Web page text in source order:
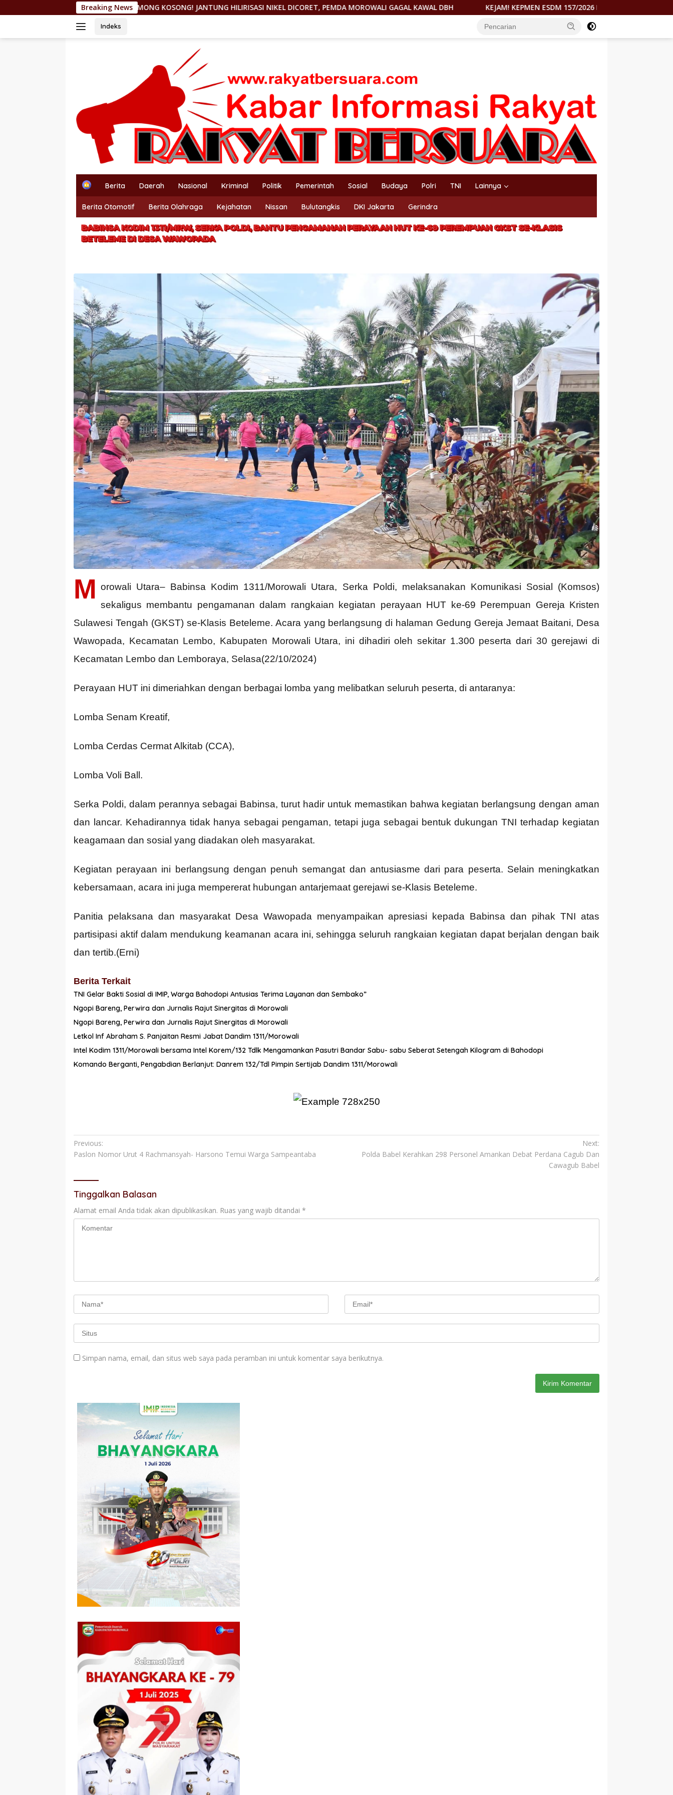
ke
Breaking News
OMONG KOSONG! JANTUNG HILIRISASI NIKEL DICORET, PEMDA MOROWALI GAGAL KAWAL DBH KEJAM! KEPMEN ESDM 157/2026 DITUDING RAMPOK HAK MOROWALI DI ATAS ASAP
Indeks
H
m
e
Berita Daerah Nasional Kriminal Politik Pemerintah Sosial Budaya Polri TNI Lainnya
Berita Otomotif Berita Olahraga Kejahatan Nissan Bulutangkis DKI Jakarta Gerindra
BABINSA KODIM 1311/MRW, SERKA POLDI, BANTU PENGAMANAN PERAYAAN HUT KE-69 PEREMPUAN GKST SE-KLASIS
BETELEME DI DESA WAWOPADA
M orowali Utara– Babinsa Kodim 1311/Morowali Utara, Serka Poldi, melaksanakan Komunikasi Sosial (Komsos)
sekaligus membantu pengamanan dalam rangkaian kegiatan perayaan HUT ke-69 Perempuan Gereja Kristen
Sulawesi Tengah (GKST) se-Klasis Beteleme. Acara yang berlangsung di halaman Gedung Gereja Jemaat Baitani, Desa
Wawopada, Kecamatan Lembo, Kabupaten Morowali Utara, ini dihadiri oleh sekitar 1.300 peserta dari 30 gerejawi di
Kecamatan Lembo dan Lemboraya, Selasa(22/10/2024)
Perayaan HUT ini dimeriahkan dengan berbagai lomba yang melibatkan seluruh peserta, di antaranya:
Lomba Senam Kreatif,
Lomba Cerdas Cermat Alkitab (CCA),
Lomba Voli Ball.
Serka Poldi, dalam perannya sebagai Babinsa, turut hadir untuk memastikan bahwa kegiatan berlangsung dengan aman
dan lancar. Kehadirannya tidak hanya sebagai pengaman, tetapi juga sebagai bentuk dukungan TNI terhadap kegiatan
keagamaan dan sosial yang diadakan oleh masyarakat.
Kegiatan perayaan ini berlangsung dengan penuh semangat dan antusiasme dari para peserta. Selain meningkatkan
kebersamaan, acara ini juga mempererat hubungan antarjemaat gerejawi se-Klasis Beteleme.
Panitia pelaksana dan masyarakat Desa Wawopada menyampaikan apresiasi kepada Babinsa dan pihak TNI atas
partisipasi aktif dalam mendukung keamanan acara ini, sehingga seluruh rangkaian kegiatan dapat berjalan dengan baik
dan tertib.(Erni)
Berita Terkait
TNI Gelar Bakti Sosial di IMIP, Warga Bahodopi Antusias Terima Layanan dan Sembako”
Ngopi Bareng, Perwira dan Jurnalis Rajut Sinergitas di Morowali
Ngopi Bareng, Perwira dan Jurnalis Rajut Sinergitas di Morowali
Letkol Inf Abraham S. Panjaitan Resmi Jabat Dandim 1311/Morowali
Intel Kodim 1311/Morowali bersama Intel Korem/132 Tdlk Mengamankan Pasutri Bandar Sabu- sabu Seberat Setengah Kilogram di Bahodopi
Komando Berganti, Pengabdian Berlanjut: Danrem 132/Tdl Pimpin Sertijab Dandim 1311/Morowali
Navigasi
pos
Previous:
Paslon Nomor Urut 4 Rachmansyah- Harsono Temui Warga Sampeantaba
Next:
Polda Babel Kerahkan 298 Personel Amankan Debat Perdana Cagub Dan
Cawagub Babel
Tinggalkan Balasan
Alamat email Anda tidak akan dipublikasikan. Ruas yang wajib ditandai *
Simpan nama, email, dan situs web saya pada peramban ini untuk komentar saya berikutnya.